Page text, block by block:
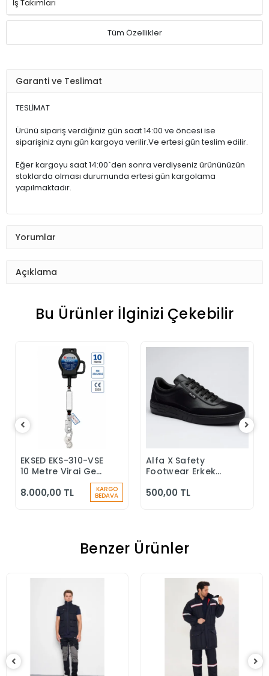
İş Takımları
Tüm Özellikler
Garanti ve Teslimat
TESLİMAT
Ürünü sipariş verdiğiniz gün saat 14:00 ve öncesi ise
siparişiniz aynı gün kargoya verilir.Ve ertesi gün teslim edilir.
Eğer kargoyu saat 14:00`den sonra verdiyseniz ürününüzün
stoklarda olması durumunda ertesi gün kargolama
yapılmaktadır.
Yorumlar
Açıklama
Bu Ürünler İlginizi Çekebilir
Sepete Ekle
EKSED EKS-310-VSE
10 Metre Viraj Geri
Durdurucu
8.000,00 TL KARGO
BEDAVA
Sepete Ekle
Alfa X Safety
Footwear Erkek
Klasik Ayakkabı
500,00 TL
Benzer Ürünler